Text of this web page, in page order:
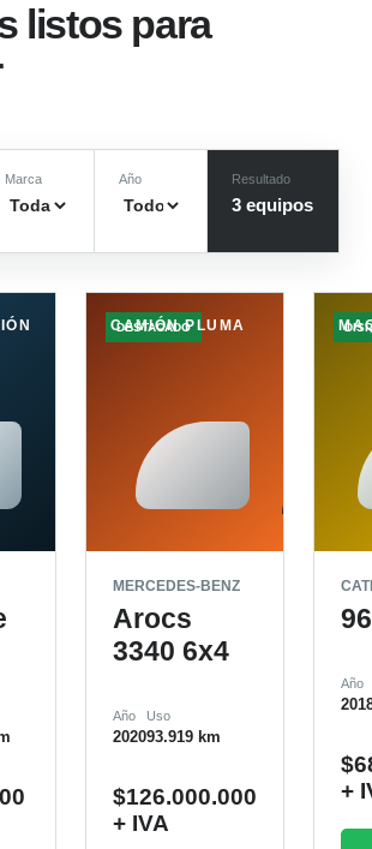
listos para
Marca Año Resultado
3 equipos
DESTACADO
CAMIÓN PLUMA
MERCEDES-BENZ
Arocs
3340 6x4
Año
2020
Uso
93.919 km
$126.000.000
+ IVA
Año
$
+